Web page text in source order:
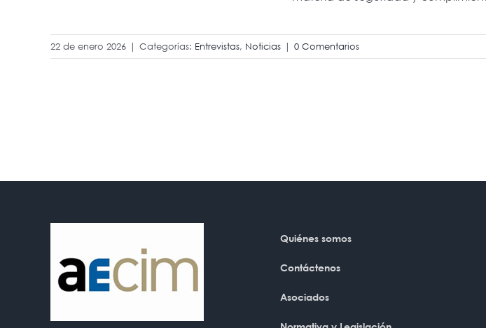
22 de enero 2026 | Categorías: Entrevistas, Noticias | 0 Comentarios
Quiénes somos
Contáctenos
Asociados